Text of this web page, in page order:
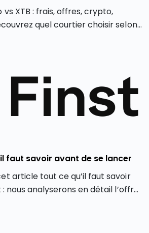
XTB : frais, offres, crypto,
quel courtier choisir selon
faut savoir avant de se lancer
article tout ce qu’il faut savoir
nous analyserons en détail l’offre